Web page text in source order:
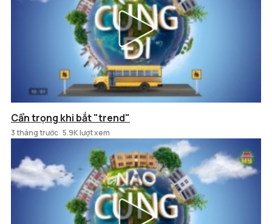
Cẩn trọng khi bắt "trend"
3 tháng trước 5.9K lượt xem